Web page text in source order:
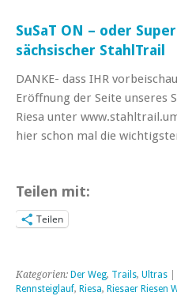
SuSaT ON – oder
sächsischer StahlTrail
DANKE- dass IHR
Eröffnung der Seite unseres
Riesa unter
hier schon mal die
Teilen mit:
Teilen
Kategorien: Der Weg, Trails, Ultras
Rennsteiglauf, Riesa, Riesaer Riesen